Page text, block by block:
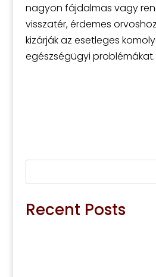
nagyon fájdalmas vagy
visszatér, érdemes
kizárják az esetleges
egészségügyi problémákat.
Recent Posts